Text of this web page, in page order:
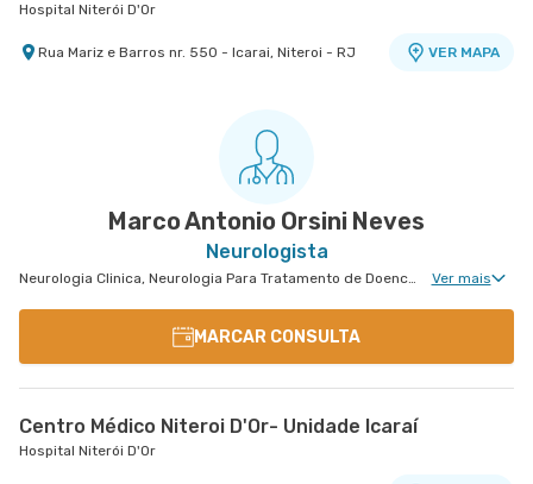
Hospital Niterói D'Or
Rua Mariz e Barros nr. 550 - Icarai, Niteroi - RJ VER MAPA
Marco Antonio Orsini Neves
Neurologista
Neurologia Clinica, Neurologia Para Tratamento de Doencas Desmielinizantes, Neurologia Para Esclerose Múltipla, Disturbios de Movimento Ver mais
MARCAR CONSULTA
Centro Médico Niteroi D'Or- Unidade Icaraí
Hospital Niterói D'Or